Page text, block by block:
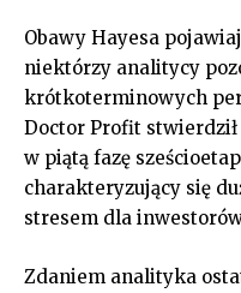
Obawy Hayesa
niektórzy analitycy
krótkoterminowych
Doctor Profit
w piątą fazę
charakteryzujący się
stresem dla
Zdaniem analityka